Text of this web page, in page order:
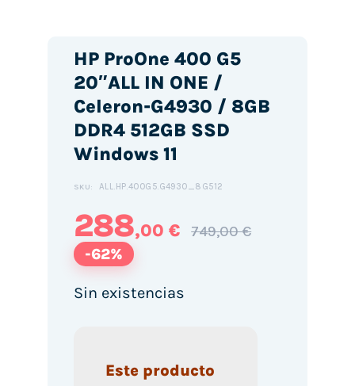
HP ProOne 400 G5
20″ALL IN ONE /
Celeron-G4930 / 8GB
DDR4 512GB SSD
Windows 11
SKU: ALL.HP.400G5.G4930_8G512
288,00 € 749,00 €
-62%
Sin existencias
Este producto